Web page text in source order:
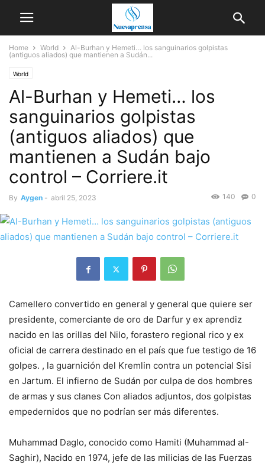
Home World
Al-Burhan y Hemeti… los sanguinarios golpistas
(antiguos aliados) que mantienen a Sudán...
World
Al-Burhan y Hemeti… los
sanguinarios golpistas
(antiguos aliados) que
mantienen a Sudán bajo
control – Corriere.it
By Aygen - abril 25, 2023 0
140
Camellero convertido en general y general que quiere ser
presidente, comerciante de oro de Darfur y ex aprendiz
nacido en las orillas del Nilo, forastero regional rico y ex
oficial de carrera destinado en el país que fue testigo de 16
golpes. , la guarnición del Kremlin contra un potencial Sisi
en Jartum. El infierno de Sudán por culpa de dos hombres
de armas y sus clanes Con aliados adjuntos, dos golpistas
empedernidos que no podrían ser más diferentes.
Muhammad Daglo, conocido como Hamiti (Muhammad al-
Saghir), Nacido en 1974, jefe de las milicias de las Fuerzas